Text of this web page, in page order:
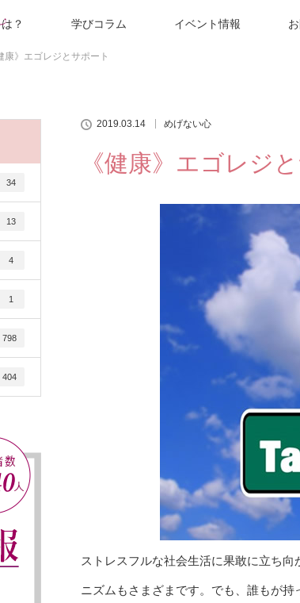
？ 学びコラム イベント情報
康》エゴレジとサポート
2019.03.14 めげない心
《健康》エゴレジ
ストレスフルな社会生活に果敢に立ち
ニズムもさまざまです。でも、誰もが持
34
13
4
1
798
404